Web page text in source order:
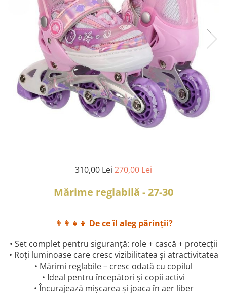
Jucarii sub 59 lei
Carti & Activitati pentru Copii
Busy Book & Carti Interactive
Carti de Colorat & Activitati
Balansoare & Covorase de Joaca
Carusele & Jucarii pentru Patut
Depozitare & Organizare Jucarii
Role si Skateboard
Trotinete & Triciclete pentru Copii
Joaca de Vara & Apa
Piscina & Joaca cu Apa
310,00 Lei270,00 Lei
Mărime reglabilă - 27-30
👨‍👩‍👧‍👦 De ce îl aleg părinții?
• Set complet pentru siguranță: role + cască + protecții
• Roți luminoase care cresc vizibilitatea și atractivitatea
• Mărimi reglabile – cresc odată cu copilul
• Ideal pentru începători și copii activi
• Încurajează mișcarea și joaca în aer liber